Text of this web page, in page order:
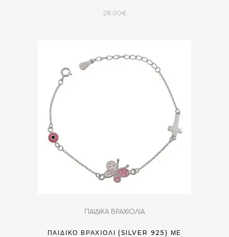
28.00€
ΠΑΙΔΙΚΑ ΒΡΑΧΙΟΛΙΑ
ΠΑΙΔΙΚΌ ΒΡΑΧΙΌΛΙ (SILVER 925) ΜΕ